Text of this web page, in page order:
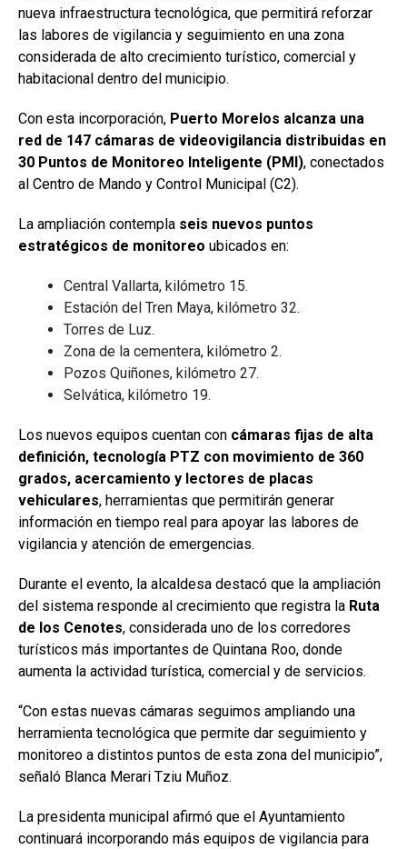
nueva infraestructura tecnológica, que permitirá reforzar
las labores de vigilancia y seguimiento en una zona
considerada de alto crecimiento turístico, comercial y
habitacional dentro del municipio.
Con esta incorporación, Puerto Morelos alcanza una
red de 147 cámaras de videovigilancia distribuidas en
30 Puntos de Monitoreo Inteligente (PMI), conectados
al Centro de Mando y Control Municipal (C2).
La ampliación contempla seis nuevos puntos
estratégicos de monitoreo ubicados en:
Central Vallarta, kilómetro 15.
Estación del Tren Maya, kilómetro 32.
Torres de Luz.
Zona de la cementera, kilómetro 2.
Pozos Quiñones, kilómetro 27.
Selvática, kilómetro 19.
Los nuevos equipos cuentan con cámaras fijas de alta
definición, tecnología PTZ con movimiento de 360
grados, acercamiento y lectores de placas
vehiculares, herramientas que permitirán generar
información en tiempo real para apoyar las labores de
vigilancia y atención de emergencias.
Durante el evento, la alcaldesa destacó que la ampliación
del sistema responde al crecimiento que registra la Ruta
de los Cenotes, considerada uno de los corredores
turísticos más importantes de Quintana Roo, donde
aumenta la actividad turística, comercial y de servicios.
“Con estas nuevas cámaras seguimos ampliando una
herramienta tecnológica que permite dar seguimiento y
monitoreo a distintos puntos de esta zona del municipio”,
señaló Blanca Merari Tziu Muñoz.
La presidenta municipal afirmó que el Ayuntamiento
continuará incorporando más equipos de vigilancia para